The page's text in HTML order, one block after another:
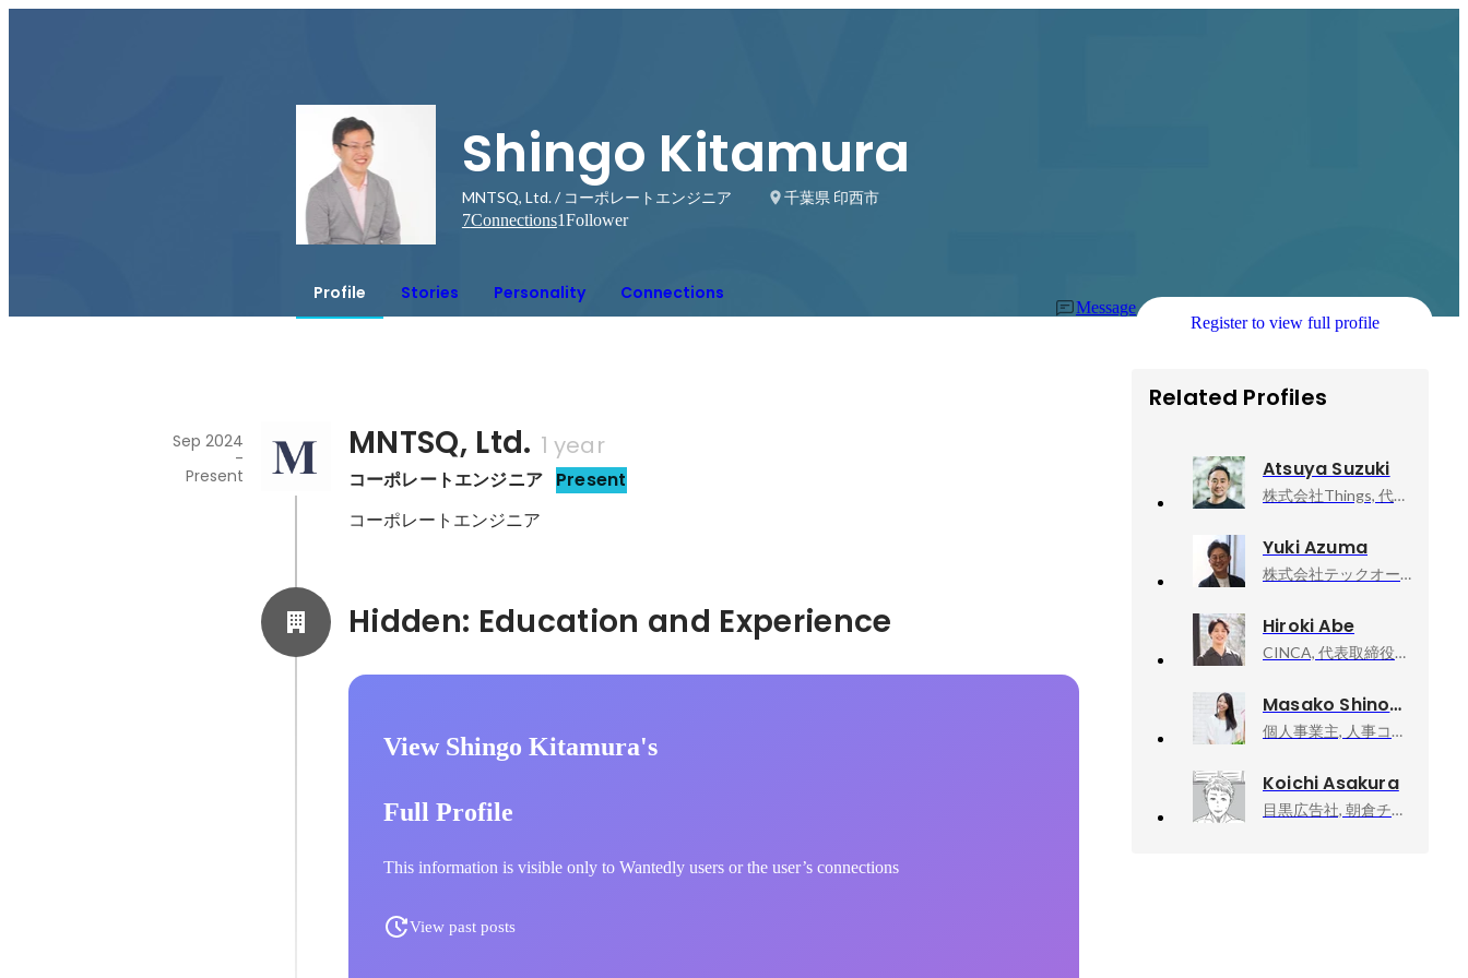
Shingo Kitamura
MNTSQ, Ltd. / コーポレートエンジニア
千葉県 印西市
7Connections1Follower
Profile Stories Personality Connections
Message
Register to view full profile
MNTSQ, Ltd. 1 year
コーポレートエンジニア Present
Sep 2024
-
Present
コーポレートエンジニア
View Shingo Kitamura's
Full Profile
This information is visible only to Wantedly users or the user’s connections
View past posts
Related Profiles
Atsuya Suzuki
株式会社Things, 代表取締役CEO
Yuki Azuma
株式会社テックオーシャン, 取締役COO
Hiroki Abe
CINCA, 代表取締役社長
Masako Shinomiya
個人事業主, 人事コンサルタント
Koichi Asakura
目黒広告社, 朝倉チーム／クリエイティブ・ディレクター